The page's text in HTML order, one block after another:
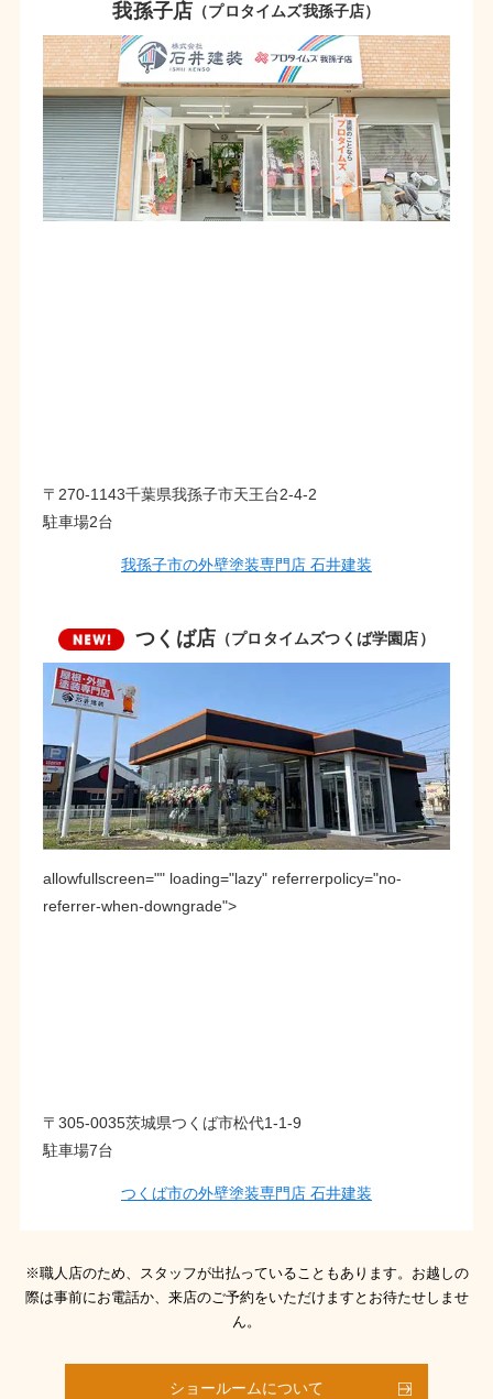
我孫子店 （プロタイムズ我孫子店）
〒270-1143千葉県我孫子市天王台2-4-2
駐車場2台
我孫子市の外壁塗装専門店 石井建装
つくば店 （プロタイムズつくば学園店）
allowfullscreen="" loading="lazy" referrerpolicy="no-
referrer-when-downgrade">
〒305-0035茨城県つくば市松代1-1-9
駐車場7台
つくば市の外壁塗装専門店 石井建装
※職人店のため、スタッフが出払っていることもあります。お越しの
際は事前にお電話か、来店のご予約をいただけますとお待たせしませ
ん。
ショールームについて